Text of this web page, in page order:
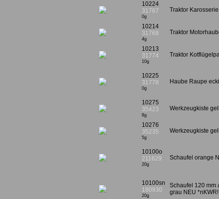
10224
31767
0g
Traktor
10214
31768
4g
Traktor
10213
31774
10g
Traktor
10225
31778
0g
Haube Raupe
10275
35423
8g
Werkzeugkiste
10276
35235
5g
Werkzeugkiste
10100o
211629
20g
Schaufel orange
10100sn
180930
20g
Schaufel 120 mm
grau NEU *nKWR!